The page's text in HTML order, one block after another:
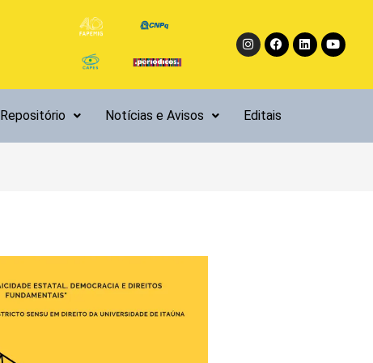
InstagramFacebook
LinkedinYoutube
Repositório Notícias e Avisos Editais